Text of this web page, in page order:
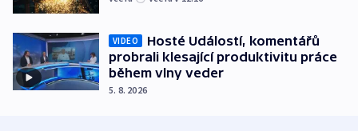
VIDEO
Hosté Událostí, komentářů
probrali klesající produktivitu práce
během vlny veder
5. 8. 2026